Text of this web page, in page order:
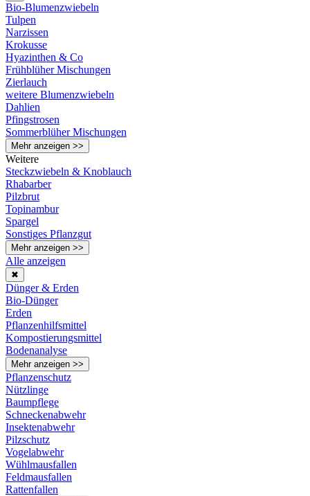
Bio-Blumenzwiebeln
Tulpen
Narzissen
Krokusse
Hyazinthen & Co
Frühblüher Mischungen
Zierlauch
weitere Blumenzwiebeln
Dahlien
Pfingstrosen
Sommerblüher Mischungen
Mehr anzeigen >>
Weitere
Steckzwiebeln & Knoblauch
Rhabarber
Pilzbrut
Topinambur
Spargel
Sonstiges Pflanzgut
Mehr anzeigen >>
Alle anzeigen
✖
Dünger & Erden
Bio-Dünger
Erden
Pflanzenhilfsmittel
Kompostierungsmittel
Bodenanalyse
Mehr anzeigen >>
Pflanzenschutz
Nützlinge
Baumpflege
Schneckenabwehr
Insektenabwehr
Pilzschutz
Vogelabwehr
Wühlmausfallen
Feldmausfallen
Rattenfallen